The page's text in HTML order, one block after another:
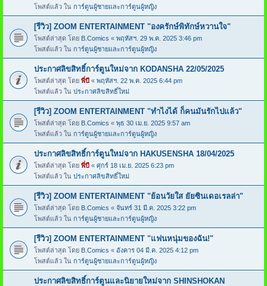
โพสต์แล้ว ใน การ์ตูนผู้ชายและการ์ตูนผู้หญิง
[รีวิว] ZOOM ENTERTAINMENT "องครักษ์พิทักษ์หวานใจ"
โพสต์ล่าสุด โดย B.Comics « พฤหัสฯ. 29 พ.ค. 2025 3:46 pm
โพสต์แล้ว ใน การ์ตูนผู้ชายและการ์ตูนผู้หญิง
ประกาศลิขสิทธิ์การ์ตูนใหม่จาก KODANSHA 22/05/2025
โพสต์ล่าสุด โดย พี่บี « พฤหัสฯ. 22 พ.ค. 2025 6:44 pm
โพสต์แล้ว ใน ประกาศลิขสิทธิ์ใหม่
[รีวิว] ZOOM ENTERTAINMENT "ทำไงได้ ก็คนมันรักไปแล้ว"
โพสต์ล่าสุด โดย B.Comics « พุธ 30 เม.ย. 2025 9:57 am
โพสต์แล้ว ใน การ์ตูนผู้ชายและการ์ตูนผู้หญิง
ประกาศลิขสิทธิ์การ์ตูนใหม่จาก HAKUSENSHA 18/04/2025
โพสต์ล่าสุด โดย พี่บี « ศุกร์ 18 เม.ย. 2025 6:23 pm
โพสต์แล้ว ใน ประกาศลิขสิทธิ์ใหม่
[รีวิว] ZOOM ENTERTAINMENT "ย้อนวัยใส ยัยซินเดอเรลล่า"
โพสต์ล่าสุด โดย B.Comics « จันทร์ 31 มี.ค. 2025 3:22 pm
โพสต์แล้ว ใน การ์ตูนผู้ชายและการ์ตูนผู้หญิง
[รีวิว] ZOOM ENTERTAINMENT "แฟนหนุ่มของฉัน!"
โพสต์ล่าสุด โดย B.Comics « อังคาร 04 มี.ค. 2025 4:12 pm
โพสต์แล้ว ใน การ์ตูนผู้ชายและการ์ตูนผู้หญิง
ประกาศลิขสิทธิ์การ์ตูนและนิยายใหม่จาก SHINSHOKAN